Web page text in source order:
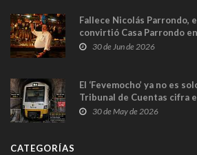
Fallece Nicolás Parrondo,
convirtió Casa Parrondo
en Madrid
30 de Jun de 2026
El ‘Fevemocho’ ya no es
Tribunal de Cuentas cifra
sobrecoste de los trenes
30 de May de 2026
CATEGORÍAS